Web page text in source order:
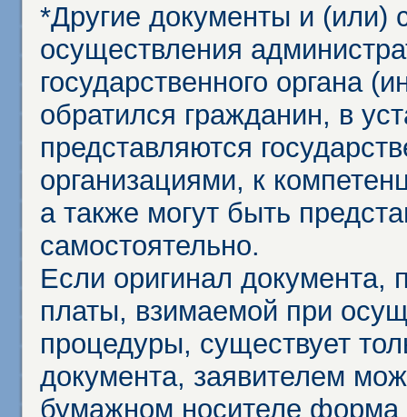
*Другие документы и (или)
осуществления
государственного органа
обратился гражданин, в
представляются
организациями, к
а также могут быть
самостоятельно.
Если оригинал документа,
платы, взимаемой при
процедуры, существует
документа, заявителем
бумажном носителе форма